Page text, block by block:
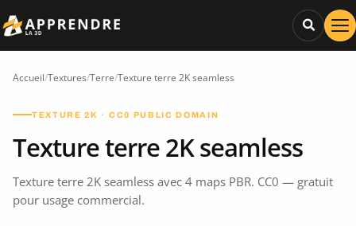
Accueil/Textures/Terre/Texture terre 2K seamless
TEXTURE 2K · CC0 PUBLIC DOMAIN
Texture terre 2K seamless
Texture terre 2K seamless avec 4 maps PBR. CC0 — gratuit
pour usage commercial.